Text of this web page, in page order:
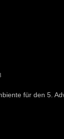
für den 5.